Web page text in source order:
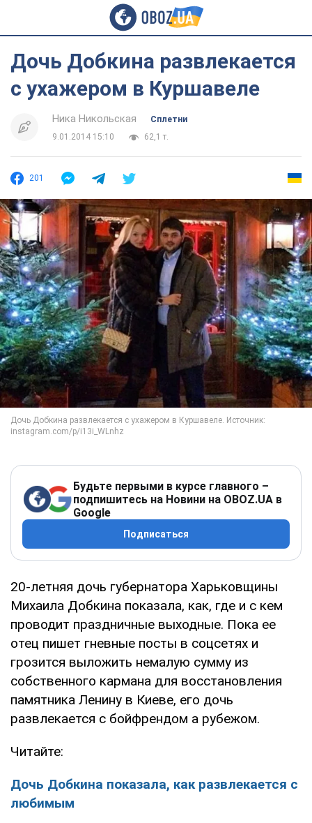
Дочь Добкина развлекается
с ухажером в Куршавеле
Ника Никольская
Сплетни
9.01.2014 15:10
62,1 т.
201
Будьте первыми в курсе главного –
подпишитесь на Новини на OBOZ.UA в
Google
Подписаться
20-летняя дочь губернатора Харьковщины
Михаила Добкина показала, как, где и с кем
проводит праздничные выходные. Пока ее
отец пишет гневные посты в соцсетях и
грозится выложить немалую сумму из
собственного кармана для восстановления
памятника Ленину в Киеве, его дочь
развлекается с бойфрендом а рубежом.
Читайте:
Дочь Добкина показала, как развлекается с
любимым